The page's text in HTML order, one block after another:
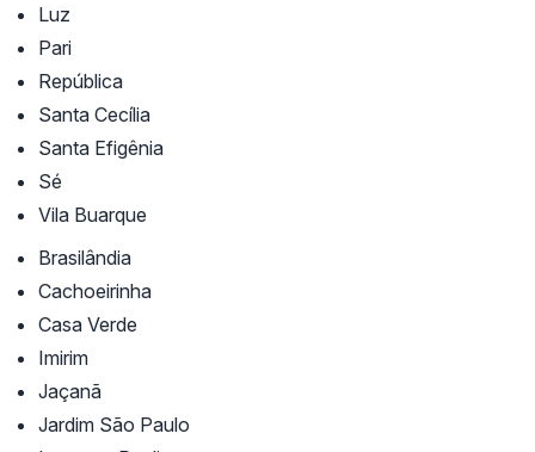
Luz
Pari
República
Santa Cecília
Santa Efigênia
Sé
Vila Buarque
Brasilândia
Cachoeirinha
Casa Verde
Imirim
Jaçanã
Jardim São Paulo